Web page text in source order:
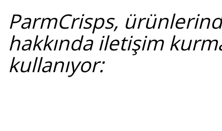
ParmCrisps,
hakkında iletişim
kullanıyor: